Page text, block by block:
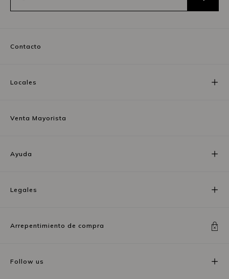
Contacto
Locales
Venta Mayorista
Ayuda
Legales
Arrepentimiento de compra
Follow us